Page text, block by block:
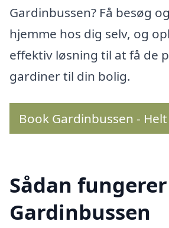
Gardinbussen? Få besøg
hjemme hos dig selv, og
effektiv løsning til at få de
gardiner til din bolig.
Book Gardinbussen -
Sådan fungerer
Gardinbussen